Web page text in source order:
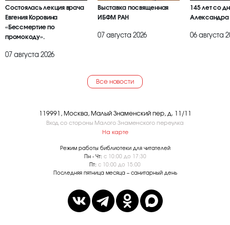
Состоялась лекция врача
Евгения Коровина
«Бессмертие по
промокоду».
07 августа 2026
Выставка посвященная
ИБФМ РАН
07 августа 2026
145 лет со
Александра
06 августа
Все новости
119991, Москва, Малый Знаменский пер, д. 11/11
Вход со стороны Малого Знаменского переулка
На карте
Режим работы библиотеки для читателей
Пн - Чт: с 10:00 до 17:30
Пт: с 10:00 до 15:00
Последняя пятница месяца – санитарный день